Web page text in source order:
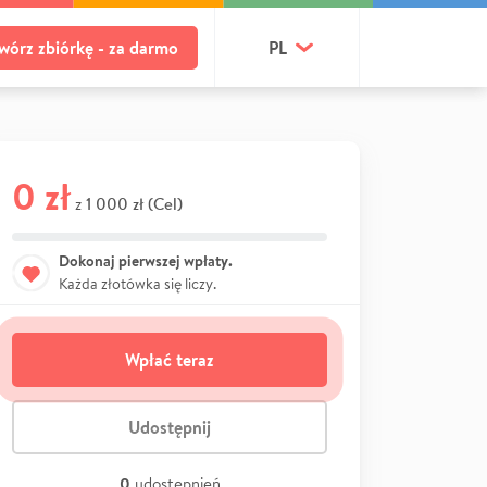
zbiórkę - za darmo PL
0 zł z 1 000 zł (Cel)
Dokonaj pierwszej wpłaty.
Każda złotówka się liczy.
Wpłać teraz
Udostępnij